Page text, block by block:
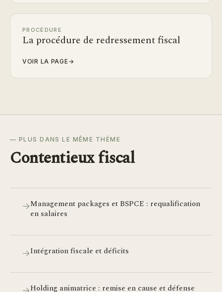
PROCÉDURE
La procédure de redressement fiscal
VOIR LA PAGE→
— PLUS DANS LE MÊME THÈME
Contentieux fiscal
→Management packages et BSPCE : requalification
en salaires
→Intégration fiscale et déficits
Holding animatrice : remise en cause et défense